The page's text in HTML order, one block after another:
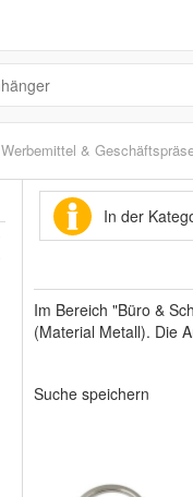
Werbemittel &
In der
Im Bereich "Büro &
(Material Metall). Die
Suche speichern